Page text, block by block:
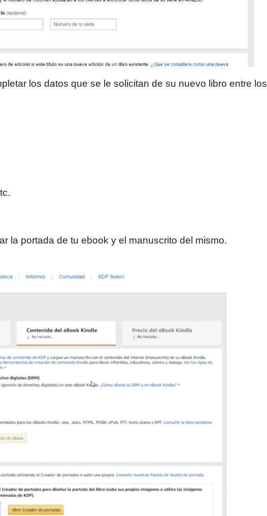
los datos que se le solicitan de su nuevo libro entre los
la portada de tu ebook y el manuscrito del mismo.